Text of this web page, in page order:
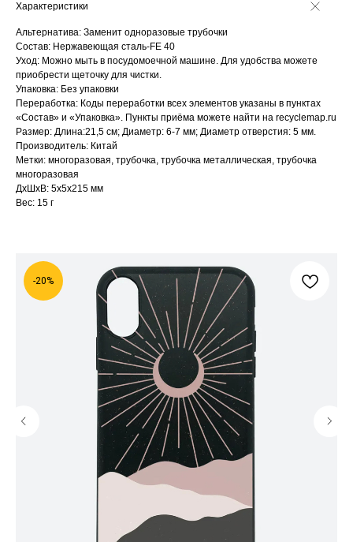
Характеристики
Альтернатива: Заменит одноразовые трубочки
Состав: Нержавеющая сталь-FE 40
Уход: Можно мыть в посудомоечной машине. Для удобства можете
приобрести щеточку для чистки.
Упаковка: Без упаковки
Переработка: Коды переработки всех элементов указаны в пунктах
«Состав» и «Упаковка». Пункты приёма можете найти на recyclemap.ru
Размер: Длина:21,5 см; Диаметр: 6-7 мм; Диаметр отверстия: 5 мм.
Производитель: Китай
Метки: многоразовая, трубочка, трубочка металлическая, трубочка
многоразовая
ДxШxВ: 5x5x215 мм
Вес: 15 г
-20%